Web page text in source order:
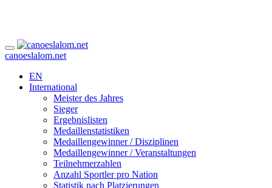
canoeslalom.net
EN
International
Meister des Jahres
Sieger
Ergebnislisten
Medaillenstatistiken
Medaillengewinner / Disziplinen
Medaillengewinner / Veranstaltungen
Teilnehmerzahlen
Anzahl Sportler pro Nation
Statistik nach Platzierungen